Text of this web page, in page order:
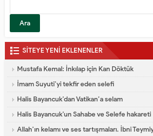
SİTEYE YENİ EKLENENLER
Mustafa Kemal: İnkılap için Kan Döktük
İmam Suyuti’yi tekfir eden selefi
Halis Bayancuk’dan Vatikan’a selam
Halis Bayancuk’un Sahabe ve Selefe hakareti
Allah’ın kelamı ve ses tartışmaları. İbni